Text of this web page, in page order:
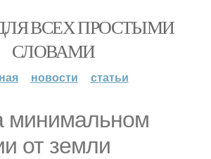
ВСЕХ ПРОСТЫМИ
СЛОВАМИ
новости статьи
минимальном
от земли